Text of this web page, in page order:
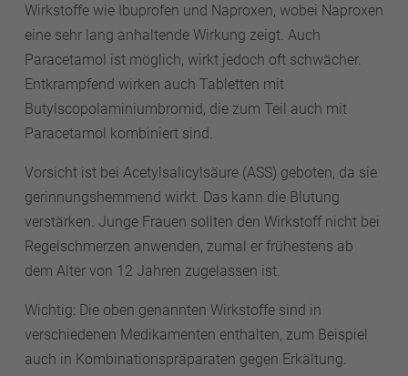
Wirkstoffe wie Ibuprofen und Naproxen, wobei Naproxen
eine sehr lang anhaltende Wirkung zeigt. Auch
Paracetamol ist möglich, wirkt jedoch oft schwächer.
Entkrampfend wirken auch Tabletten mit
Butylscopolaminiumbromid, die zum Teil auch mit
Paracetamol kombiniert sind.
Vorsicht ist bei Acetylsalicylsäure (ASS) geboten, da sie
gerinnungshemmend wirkt. Das kann die Blutung
verstärken. Junge Frauen sollten den Wirkstoff nicht bei
Regelschmerzen anwenden, zumal er frühestens ab
dem Alter von 12 Jahren zugelassen ist.
Wichtig: Die oben genannten Wirkstoffe sind in
verschiedenen Medikamenten enthalten, zum Beispiel
auch in Kombinationspräparaten gegen Erkältung.